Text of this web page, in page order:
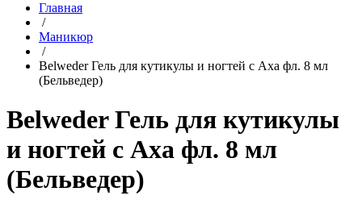
Главная
/
Маникюр
/
Belweder Гель для кутикулы и ногтей с Аха фл. 8 мл
(Бельведер)
Belweder Гель для кутикулы
и ногтей с Аха фл. 8 мл
(Бельведер)